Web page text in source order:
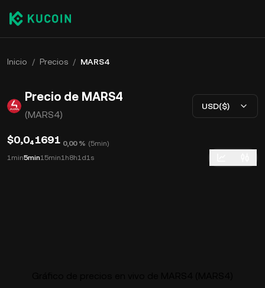
Inicio / Precios / MARS4
Precio de MARS4
(MARS4)
USD($)
$0,0₄1691 0,00 % (5min)
1min5min15min1h8h1d1s